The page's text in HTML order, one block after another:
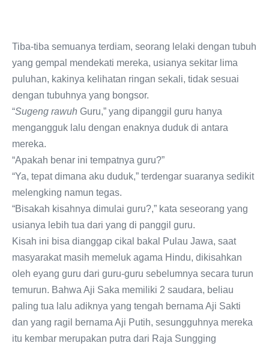
Tiba-tiba semuanya terdiam, seorang lelaki dengan tubuh
yang gempal mendekati mereka, usianya sekitar lima
puluhan, kakinya kelihatan ringan sekali, tidak sesuai
dengan tubuhnya yang bongsor.
“Sugeng rawuh Guru,” yang dipanggil guru hanya
mengangguk lalu dengan enaknya duduk di antara
mereka.
“Apakah benar ini tempatnya guru?”
“Ya, tepat dimana aku duduk,” terdengar suaranya sedikit
melengking namun tegas.
“Bisakah kisahnya dimulai guru?,” kata seseorang yang
usianya lebih tua dari yang di panggil guru.
Kisah ini bisa dianggap cikal bakal Pulau Jawa, saat
masyarakat masih memeluk agama Hindu, dikisahkan
oleh eyang guru dari guru-guru sebelumnya secara turun
temurun. Bahwa Aji Saka memiliki 2 saudara, beliau
paling tua lalu adiknya yang tengah bernama Aji Sakti
dan yang ragil bernama Aji Putih, sesungguhnya mereka
itu kembar merupakan putra dari Raja Sungging